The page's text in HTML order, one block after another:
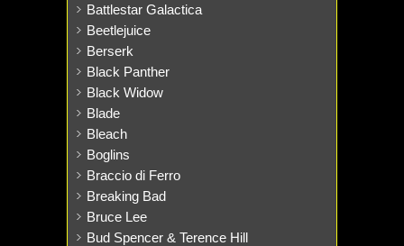
Battlestar Galactica
Beetlejuice
Berserk
Black Panther
Black Widow
Blade
Bleach
Boglins
Braccio di Ferro
Breaking Bad
Bruce Lee
Bud Spencer & Terence Hill